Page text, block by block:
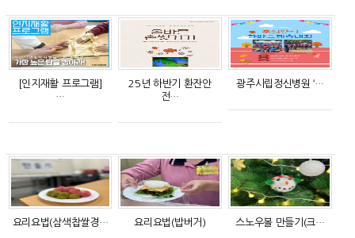
[인지재활 프로그램]
…
25년 하반기 환잔안
전…
광주시립정신병원 ‘…
요리요법(삼색찹쌀경… 요리요법(밥버거) 스노우볼 만들기(크…